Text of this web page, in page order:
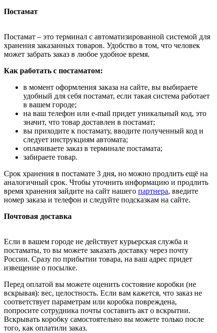
Постамат
Постамат – это терминал с автоматизированной системой для
хранения заказанных товаров. Удобство в том, что человек
может забрать заказ в любое удобное время.
Как работать с постаматом:
в момент оформления заказа на сайте, вы выбираете
удобный для себя постамат, если такая система работает
в вашем городе;
на ваш телефон или e-mail придет уникальный код, это
значит, что товар доставлен в постамат;
вы приходите к постамату, вводите полученный код и
следует инструкциям автомата;
оплачиваете заказ в терминале постамата;
забираете товар.
Срок хранения в постамате 3 дня, но можно продлить ещё на
аналогичный срок. Чтобы уточнить информацию и продлить
время хранения зайдите на сайт нашего партнера, введите
номер заказа и телефон и следуйте подсказкам на сайте.
Почтовая доставка
Если в вашем городе не действует курьерская служба и
постаматы, то вы можете заказать доставку через почту
России. Сразу по прибытии товара, на ваш адрес придет
извещение о посылке.
Перед оплатой вы можете оценить состояние коробки (не
вскрывая): вес, целостность. Если вам кажется, что заказ не
соответствует параметрам или коробка повреждена,
попросите сотрудника почты составить акт о вскрытии.
Вскрывать коробку самостоятельно вы можете только после
того, как оплатили заказ.